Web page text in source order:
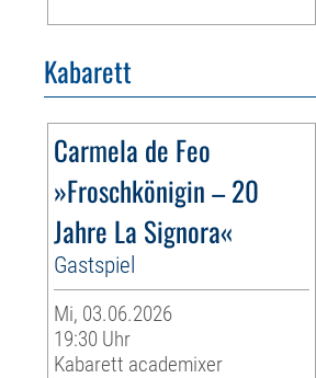
Kabarett
Carmela de Feo
»Froschkönigin – 20
Jahre La Signora«
Gastspiel
Mi, 03.06.2026
19:30 Uhr
Kabarett academixer